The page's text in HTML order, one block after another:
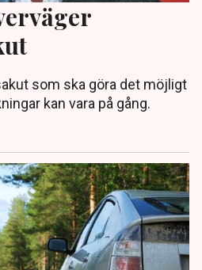
som ska göra det möjligt
kan vara på gång.